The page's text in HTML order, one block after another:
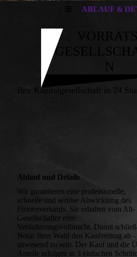
ABLAUF &
VORRATS-
N
Ihre Kapitalgesellschaft in 24
Ablauf und Details
Wir garantieren eine professionelle,
schnelle und seriöse Abwicklung des
Firmenverkaufs. Sie erhalten vom Alt-
Gesellschafter eine
Veräußerungsvollmacht. Damit
Notar Ihrer Wahl den Kaufvertrag ab
anwesend zu sein. Der Kauf und die
Anteile erfolgen in 3 einfachen